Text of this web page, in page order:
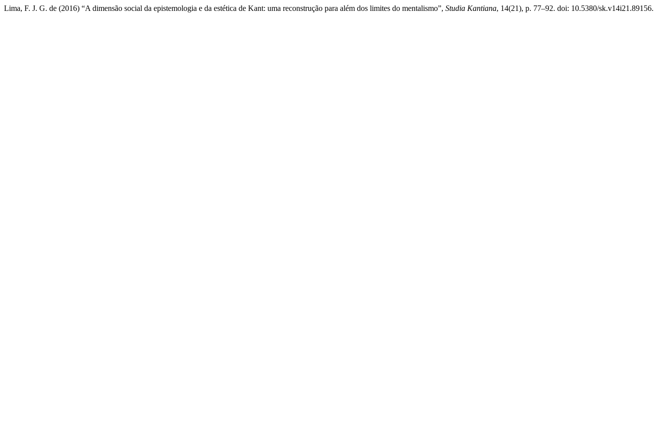
Lima, F. J. G. de (2016) “A dimensão social da epistemologia e da estética de Kant: uma reconstrução para além dos limites do mentalismo”, Studia Kantiana, 14(21), p. 77–92. doi: 10.5380/sk.v14i21.89156.